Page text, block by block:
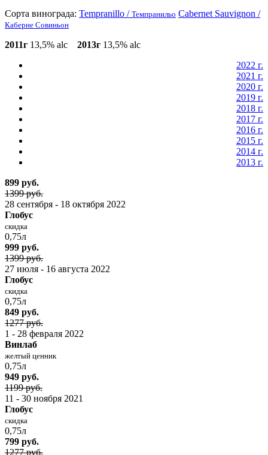
Сорта винограда: Tempranillo / Темпранильо Cabernet Sauvignon /
Каберне Совиньон
2011г 13,5% alc 2013г 13,5% alc
2022 г.
2021 г.
2020 г.
2019 г.
2018 г.
2017 г.
2016 г.
2015 г.
2014 г.
2013 г.
899 руб.
1399 руб.
28 сентября - 18 октября 2022
Глобус
скидка
0,75л
999 руб.
1399 руб.
27 июля - 16 августа 2022
Глобус
скидка
0,75л
849 руб.
1277 руб.
1 - 28 февраля 2022
Винлаб
желтый ценник
0,75л
949 руб.
1199 руб.
11 - 30 ноября 2021
Глобус
скидка
0,75л
799 руб.
1277 руб.